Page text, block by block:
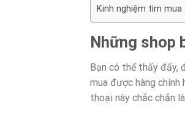
Kinh nghiệm tìm
Những shop
Bạn có thể thấy đấy,
mua được hàng chính
thoại này chắc chắn